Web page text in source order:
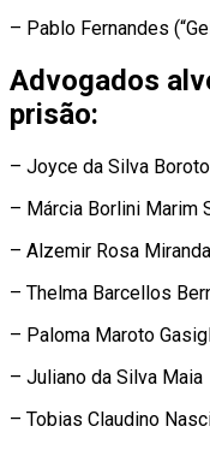
– Pablo Fernandes
Advogados
prisão:
– Joyce da Silva Boroto
– Márcia Borlini Marim
– Alzemir Rosa
– Thelma Barcellos
– Paloma Maroto
– Juliano da Silva Maia
– Tobias Claudino